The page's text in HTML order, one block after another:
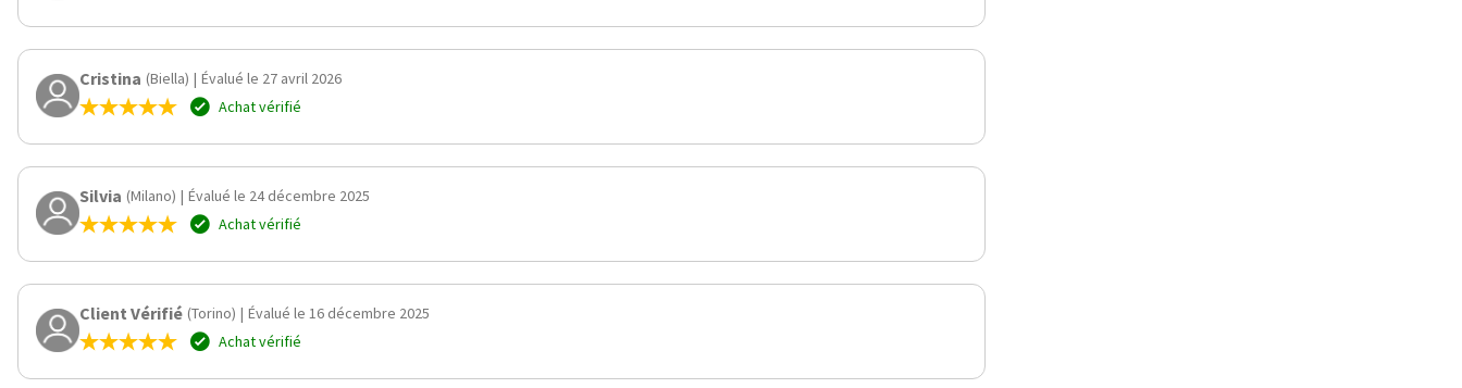
Cristina (Biella) | Évalué le 27 avril 2026
Achat vérifié
Silvia (Milano) | Évalué le 24 décembre 2025
Achat vérifié
Client Vérifié (Torino) | Évalué le 16 décembre 2025
Achat vérifié